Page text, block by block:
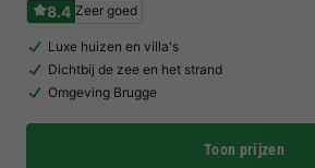
8.4 Zeer goed
Luxe huizen en villa's
Dichtbij de zee en het strand
Omgeving Brugge
Toon prijzen